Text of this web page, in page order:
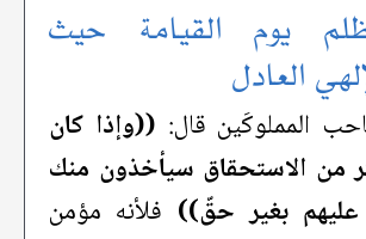
يوم القيامة حيث
العادل
المملوكَين قال: ((وإذا كان
من الاستحقاق سيأخذون منك
بغير حقّ)) فلأنه مؤمن